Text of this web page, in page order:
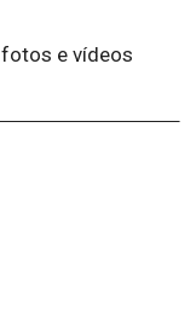
e vídeos